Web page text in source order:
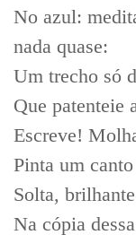
No azul:
nada quase:
Um trecho só
Que patenteie
Escreve!
Pinta um
Solta,
Na cópia